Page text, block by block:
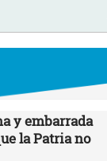
y embarrada
la Patria no